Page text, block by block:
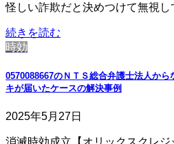
怪しい詐欺だと決めつけて無視
続きを読む
時効
0570088667のＮＴＳ総合弁護士法人か
キが届いたケースの解決事例
2025年5月27日